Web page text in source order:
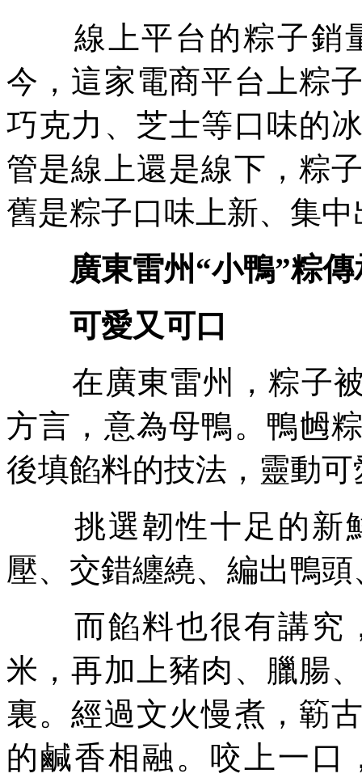
線上平台的粽子銷
今，這家電商平台上粽
巧克力、芝士等口味的
管是線上還是線下，粽
舊是粽子口味上新、集
廣東雷州“小鴨”粽
可愛又可口
在廣東雷州，粽子被
方言，意為母鴨。鴨乸
後填餡料的技法，靈動
挑選韌性十足的新
壓、交錯纏繞、編出鴨
而餡料也很有講究
米，再加上豬肉、臘腸
裏。經過文火慢煮，簕
的鹹香相融。咬上一口